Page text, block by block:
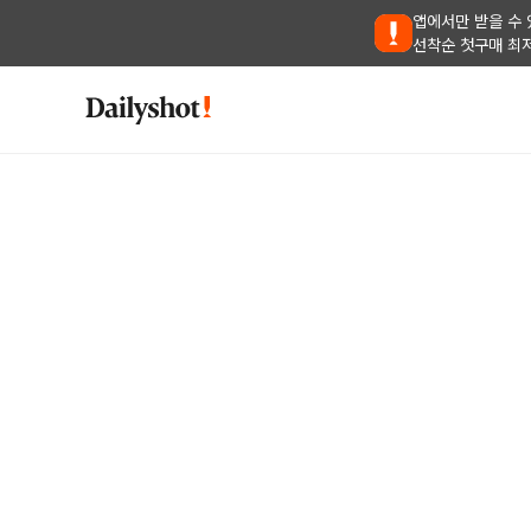
앱에서만 받을 수
선착순 첫구매 최